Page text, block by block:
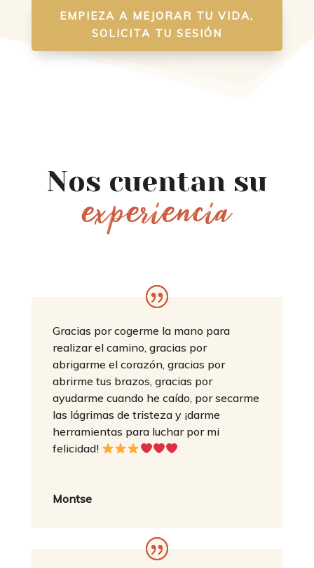
EMPIEZA A MEJORAR TU VIDA,
SOLICITA TU SESIÓN
Nos cuentan su
experiencia
Gracias por cogerme la mano para
realizar el camino, gracias por
abrigarme el corazón, gracias por
abrirme tus brazos, gracias por
ayudarme cuando he caído, por secarme
las lágrimas de tristeza y ¡darme
herramientas para luchar por mi
felicidad!
Montse